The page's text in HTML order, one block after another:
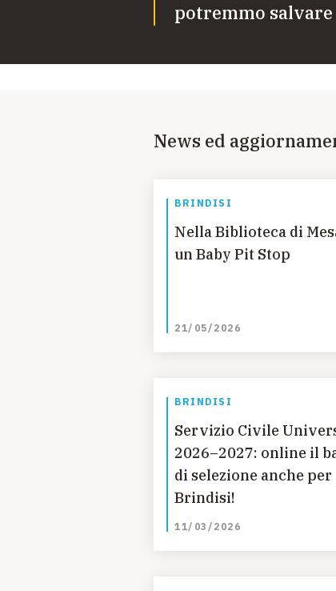
potremmo
News ed
BRINDISI
Nella Biblioteca di
un Baby Pit Stop
21/05/2026
BRINDISI
Servizio Civile
2026–2027: online il
di selezione anche per
Brindisi!
11/03/2026